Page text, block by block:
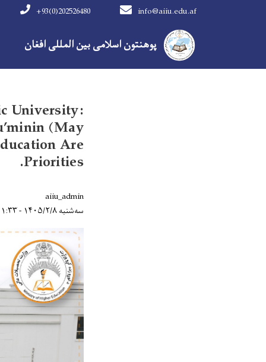
پوهنتون اسلامی بین المللی افغان
info@aiiu.edu.af
+93(0)202526480
مینوی اصلی
University:
(May
Are
Priorities.
aiiu_admin
سه‌شنبه ۱۴۰۵/۲/۸ - ۱۱:۳۳